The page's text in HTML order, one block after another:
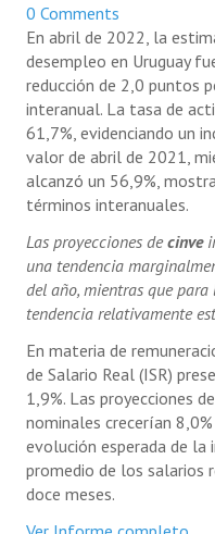
0 Comments
En abril de 2022, la
desempleo en Uruguay
reducción de 2,0 puntos
interanual. La tasa de
61,7%, evidenciando un
valor de abril de 2021,
alcanzó un 56,9%,
términos interanuales.
Las proyecciones decinve
una tendencia
del año, mientras que
tendencia relativamente
En materia de
de Salario Real (ISR)
1,9%. Las proyecciones de
nominales crecerían
evolución esperada de la
promedio de los salarios
doce meses.